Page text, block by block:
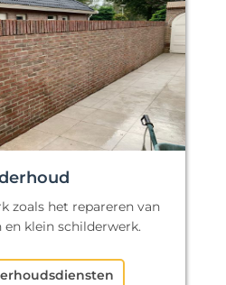
zoals het repareren van
klein schilderwerk.